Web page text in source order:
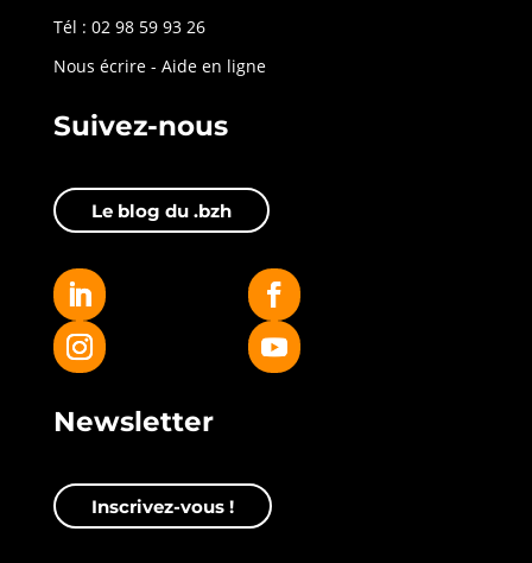
Tél : 02 98 59 93 26
Nous écrire - Aide en ligne
Suivez-nous
Le blog du .bzh
Newsletter
Inscrivez-vous !